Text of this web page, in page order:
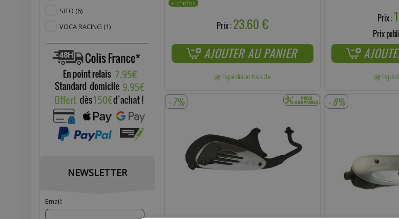
Prix :23.60 €
AJOUTER AU PANIER
Expédition Rapide
Prix :
Prix
- 7% - 8%
SITO (6)
VOCA RACING (1)
NEWSLETTER
Email: